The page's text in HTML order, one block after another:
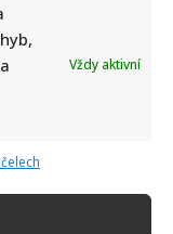
Vždy aktivní